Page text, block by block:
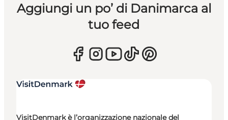
Aggiungi un po’ di Danimarca al
tuo feed
VisitDenmark è l’organizzazione nazionale del